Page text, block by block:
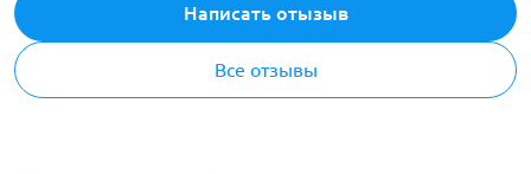
Написать отызыв
Все отзывы